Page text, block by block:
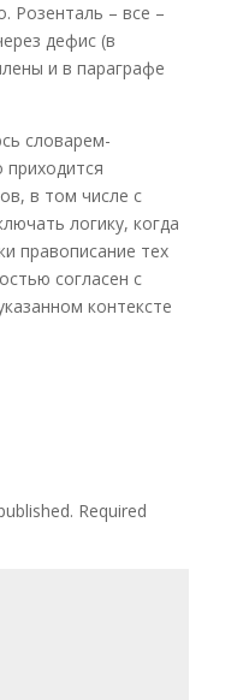
Розенталь – все –
дефис (в
и в параграфе
словарем-
в том числе с
логику, когда
правописание тех
согласен с
контексте
Required